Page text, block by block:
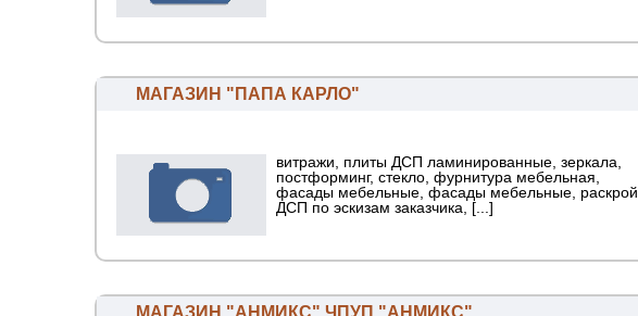
МАГАЗИН "ПАПА КАРЛО"
витражи, плиты ДСП ламинированные, зеркала,
постформинг, стекло, фурнитура мебельная,
фасады мебельные, фасады мебельные, раскрой
ДСП по эскизам заказчика, [...]